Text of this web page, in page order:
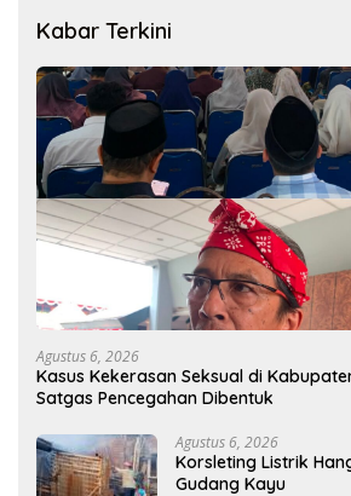
Kabar Terkini
Agustus 6, 2026
Kasus Kekerasan Seksual di
Satgas Pencegahan Dibentuk
Agustus 6, 2026
Korsleting Listrik
Gudang Kayu